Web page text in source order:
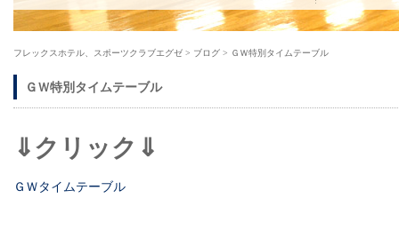
フレックスホテル、スポーツクラブエグゼ > ブログ > ＧＷ特別タイムテーブル
ＧＷ特別タイムテーブル
⇓クリック⇓
ＧＷタイムテーブル